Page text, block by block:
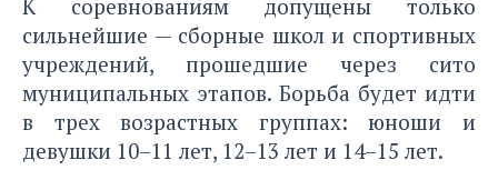
К соревнованиям допущены только
сильнейшие — сборные школ и спортивных
учреждений, прошедшие через сито
муниципальных этапов. Борьба будет идти
в трех возрастных группах: юноши и
девушки 10–11 лет, 12–13 лет и 14–15 лет.